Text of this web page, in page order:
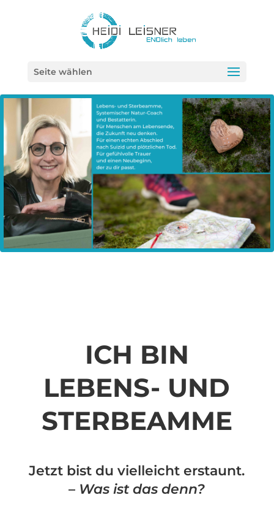
Seite wählen
ICH BIN
LEBENS- UND
STERBEAMME
Jetzt bist du vielleicht erstaunt.
– Was ist das denn?